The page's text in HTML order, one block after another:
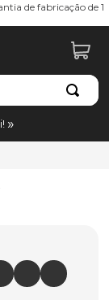
de fabricação de 1